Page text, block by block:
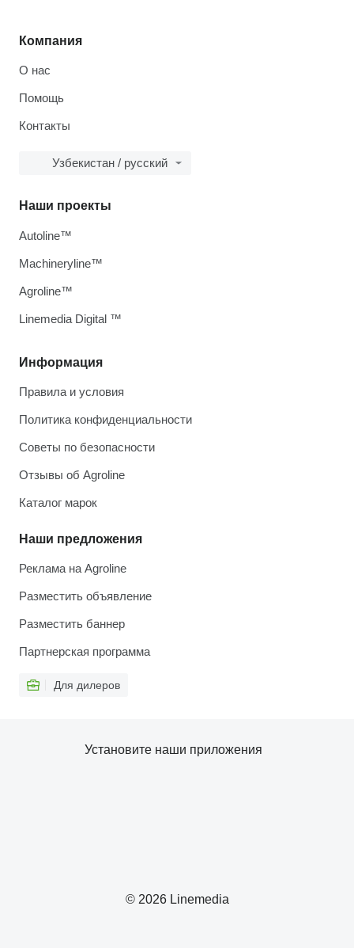
Компания
О нас
Помощь
Контакты
Узбекистан / русский
Информация
Правила и условия
Политика конфиденциальности
Советы по безопасности
Отзывы об Agroline
Каталог марок
Наши предложения
Реклама на Agroline
Разместить объявление
Разместить баннер
Партнерская программа
Для дилеров
Наши проекты
Autoline™
Machineryline™
Agroline™
Linemedia Digital ™
© 2026 Linemedia
Установите наши приложения